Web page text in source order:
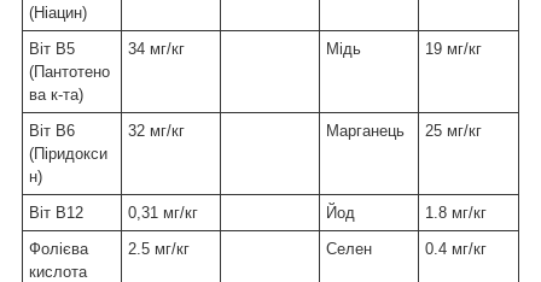
(Ніацин)
Віт B5
(Пантотено
ва к-та)
34 мг/кг Мідь 19 мг/кг
Віт В6
(Піридокси
н)
32 мг/кг Марганець 25 мг/кг
Віт B12 0,31 мг/кг Йод 1.8 мг/кг
Фолієва
кислота
2.5 мг/кг Селен 0.4 мг/кг